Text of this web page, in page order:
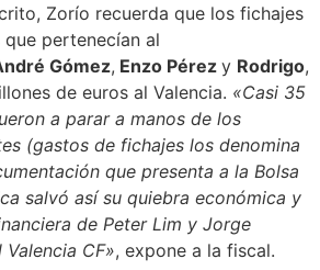
Zorío recuerda que los fichajes
pertenecían al
Gómez, Enzo Pérez y Rodrigo,
de euros al Valencia. «Casi 35
a parar a manos de los
(gastos de fichajes los denomina
que presenta a la Bolsa
salvó así su quiebra económica y
de Peter Lim y Jorge
CF», expone a la fiscal.